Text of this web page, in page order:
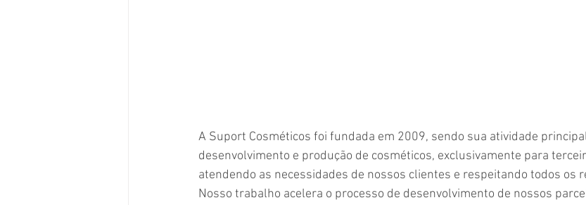
A Suport Cosméticos foi fundada em 2009, sendo sua atividade
desenvolvimento e produção de cosméticos, exclusivamente para
atendendo as necessidades de nossos clientes e respeitando todos os
Nosso trabalho acelera o processo de desenvolvimento de nossos